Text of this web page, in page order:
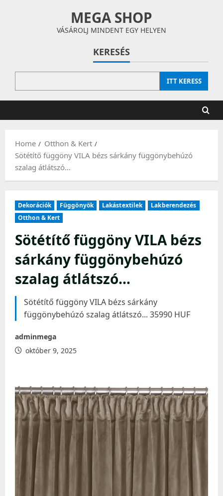
MEGA SHOP
VÁSÁROLJ MINDENT EGY HELYEN
KERESÉS
ITT KERESS
Home
Otthon & Kert
Sötétítő függöny VILA bézs sárkány függönybehúzó
szalag átlátszó…
Dekorációk Függönyök Lakástextilek
Lakberendezés
Otthon & Kert
Sötétítő függöny VILA bézs
sárkány függönybehúzó
szalag átlátszó…
Sötétítő függöny VILA bézs sárkány
függönybehúzó szalag átlátszó... 35990 HUF
adminmega
október 9, 2025